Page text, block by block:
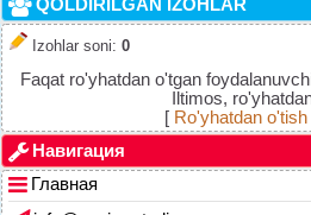
QOLDIRILGAN IZOHLAR
Izohlar soni: 0
Faqat ro'yhatdan o'tgan
Iltimos,
[ Ro'yhatdan o'tish|
Навигация
Главная